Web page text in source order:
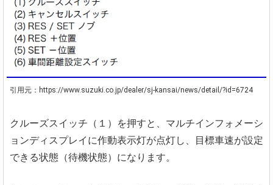
引用元：https://www.suzuki.co.jp/dealer/sj-kansai/news/detail/?id=6724
クルーズスイッチ（１）を押すと、マルチインフォメーシ
ョンディスプレイに作動表示灯が点灯し、目標車速が設定
できる状態（待機状態）になります。